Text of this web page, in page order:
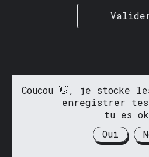
Coucou 👋, je stocke
enregistrer
tu es ok
Oui
Fait avec ❤️ par